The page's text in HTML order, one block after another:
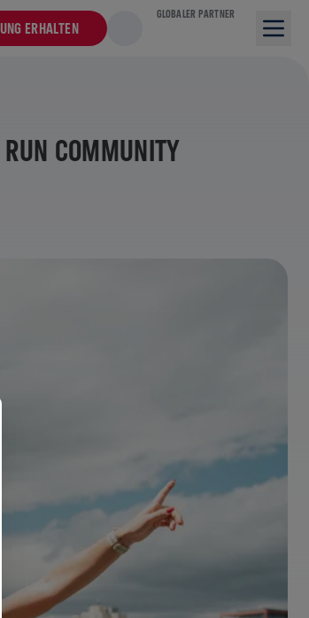
ERHALTEN
GLOBALER PARTNER
COMMUNITY